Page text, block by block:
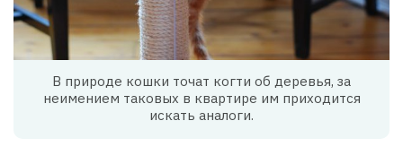
В природе кошки точат когти об деревья, за
неимением таковых в квартире им приходится
искать аналоги.